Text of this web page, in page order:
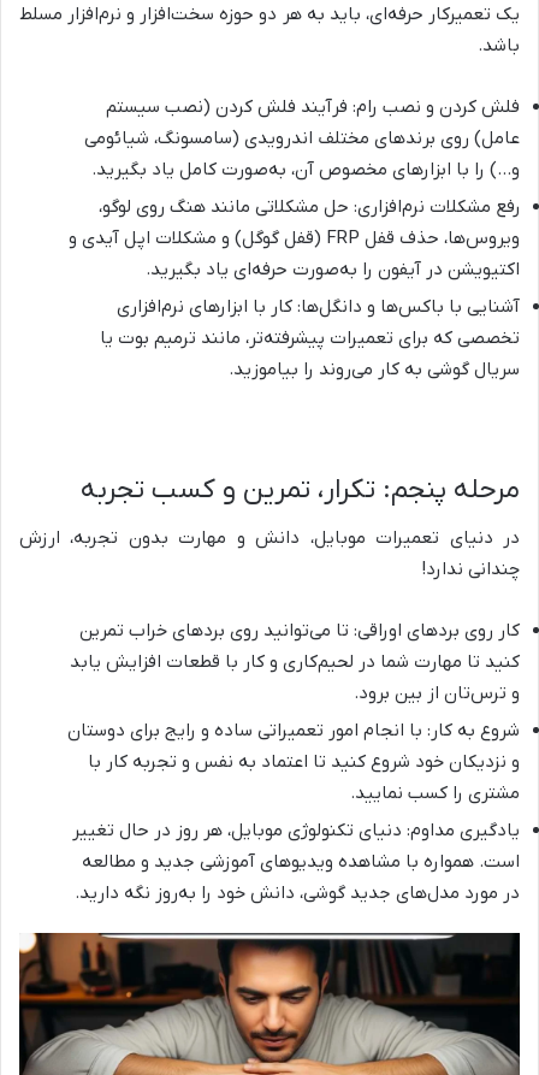
یک تعمیرکار حرفه‌ای، باید به هر دو حوزه سخت‌افزار و نرم‌افزار مسلط
باشد.
فلش کردن و نصب رام: فرآیند فلش کردن (نصب سیستم
عامل) روی برندهای مختلف اندرویدی (سامسونگ، شیائومی
و…) را با ابزارهای مخصوص آن، به‌صورت کامل یاد بگیرید.
رفع مشکلات نرم‌افزاری: حل مشکلاتی مانند هنگ روی لوگو،
ویروس‌ها، حذف قفل FRP (قفل گوگل) و مشکلات اپل آیدی و
اکتیویشن در آیفون را به‌صورت حرفه‌ای یاد بگیرید.
آشنایی با باکس‌ها و دانگل‌ها: کار با ابزارهای نرم‌افزاری
تخصصی که برای تعمیرات پیشرفته‌تر، مانند ترمیم بوت یا
سریال گوشی به کار می‌روند را بیاموزید.
مرحله پنجم: تکرار، تمرین و کسب تجربه
در دنیای تعمیرات موبایل، دانش و مهارت بدون تجربه، ارزش
چندانی ندارد!
کار روی بردهای اوراقی: تا می‌توانید روی بردهای خراب تمرین
کنید تا مهارت شما در لحیم‌کاری و کار با قطعات افزایش یابد
و ترس‌تان از بین برود.
شروع به کار: با انجام امور تعمیراتی ساده و رایج برای دوستان
و نزدیکان خود شروع کنید تا اعتماد به نفس و تجربه کار با
مشتری را کسب نمایید.
یادگیری مداوم: دنیای تکنولوژی موبایل، هر روز در حال تغییر
است. همواره با مشاهده ویدیوهای آموزشی جدید و مطالعه
در مورد مدل‌های جدید گوشی، دانش خود را به‌روز نگه دارید.